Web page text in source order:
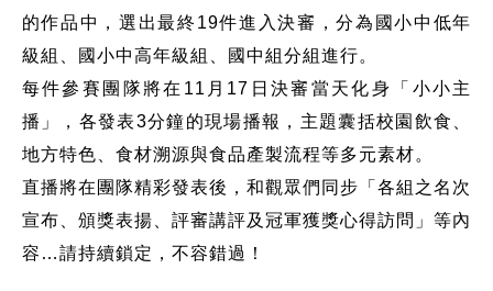
的作品中，選出最終19件進入決審，分為國小中低年
級組、國小中高年級組、國中組分組進行。
每件參賽團隊將在11月17日決審當天化身「小小主
播」，各發表3分鐘的現場播報，主題囊括校園飲食、
地方特色、食材溯源與食品產製流程等多元素材。
直播將在團隊精彩發表後，和觀眾們同步「各組之名次
宣布、頒獎表揚、評審講評及冠軍獲獎心得訪問」等內
容…請持續鎖定，不容錯過！